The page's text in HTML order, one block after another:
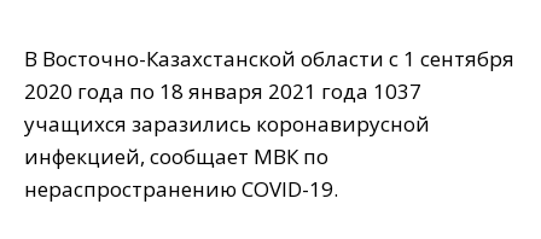
В Восточно-Казахстанской области с 1 сентября
2020 года по 18 января 2021 года 1037
учащихся заразились коронавирусной
инфекцией, сообщает МВК по
нераспространению COVID-19.